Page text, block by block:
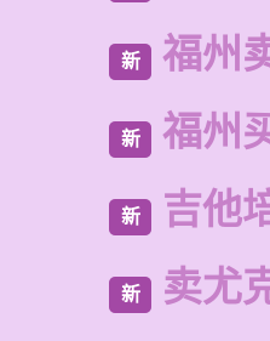
新 福州
新 福州
新 吉他
新 卖尤